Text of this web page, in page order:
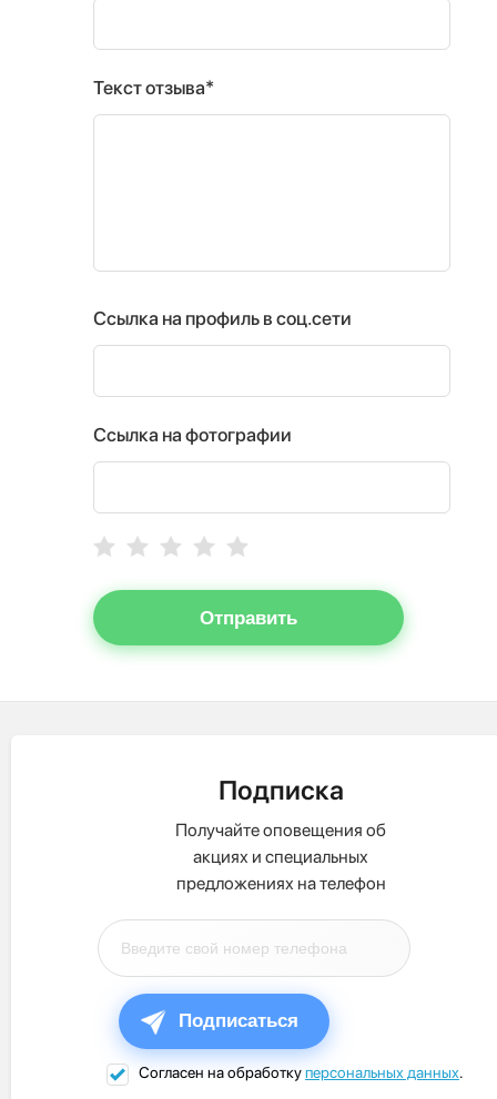
Текст отзыва*
Ссылка на профиль в соц.сети
Ссылка на фотографии
Отправить
Подписка
Получайте оповещения об
акциях и специальных
предложениях на телефон
Подписаться
Согласен на обработкуперсональных данных.